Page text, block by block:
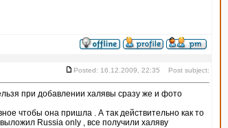
Posted: 16.12.2009, 22:35 Post subject:
при добавлении халявы сразу же и фото
чтобы она пришла . А так действительно как то
Russia only , все получили халяву